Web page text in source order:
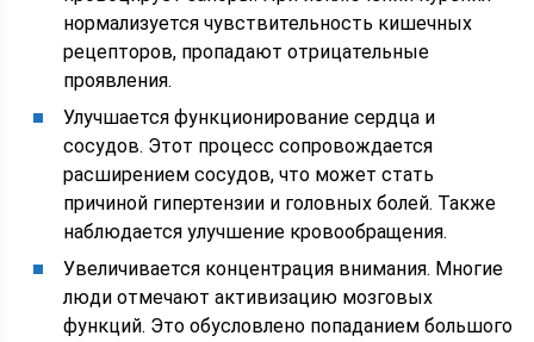
нормализуется чувствительность кишечных
рецепторов, пропадают отрицательные
проявления.
Улучшается функционирование сердца и
сосудов. Этот процесс сопровождается
расширением сосудов, что может стать
причиной гипертензии и головных болей. Также
наблюдается улучшение кровообращения.
Увеличивается концентрация внимания. Многие
люди отмечают активизацию мозговых
функций. Это обусловлено попаданием большого